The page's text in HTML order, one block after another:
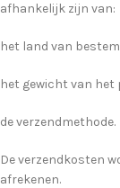
afhankelijk zijn van:
het land van
het gewicht van het
de verzendmethode.
De verzendkosten
afrekenen.